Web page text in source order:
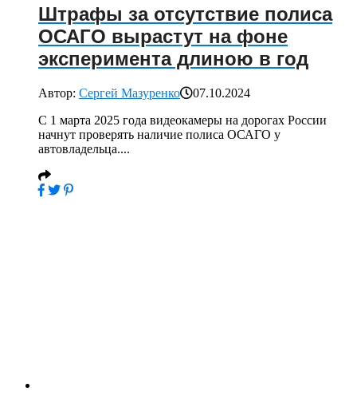
Штрафы за отсутствие полиса
ОСАГО вырастут на фоне
эксперимента длиною в год
Автор: Сергей Мазуренко
07.10.2024
С 1 марта 2025 года видеокамеры на дорогах России
начнут проверять наличие полиса ОСАГО у
автовладельца....